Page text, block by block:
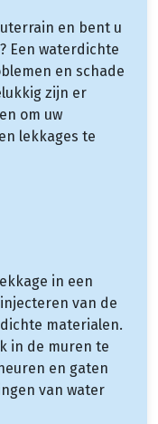
en bent u
Een waterdichte
en schade
zijn er
om uw
lekkages te
in een
van de
materialen.
in de muren te
en gaten
van water